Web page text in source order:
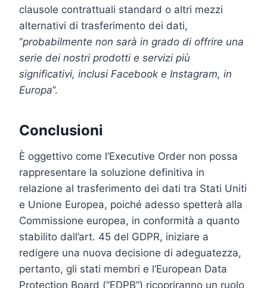
clausole contrattuali standard o altri mezzi
alternativi di trasferimento dei dati,
“probabilmente non sarà in grado di offrire una
serie dei nostri prodotti e servizi più
significativi, inclusi Facebook e Instagram, in
Europa”.
Conclusioni
È oggettivo come l’Executive Order non possa
rappresentare la soluzione definitiva in
relazione al trasferimento dei dati tra Stati Uniti
e Unione Europea, poiché adesso spetterà alla
Commissione europea, in conformità a quanto
stabilito dall’art. 45 del GDPR, iniziare a
redigere una nuova decisione di adeguatezza,
pertanto, gli stati membri e l’European Data
Protection Board (“EDPB”) ricopriranno un ruolo